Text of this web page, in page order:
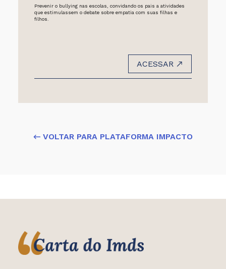
Prevenir o bullying nas escolas, convidando os pais a atividades
que estimulassem o debate sobre empatia com suas filhas e
filhos.
ACESSAR
← VOLTAR PARA PLATAFORMA IMPACTO